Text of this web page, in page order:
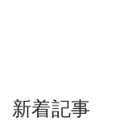
新着記事